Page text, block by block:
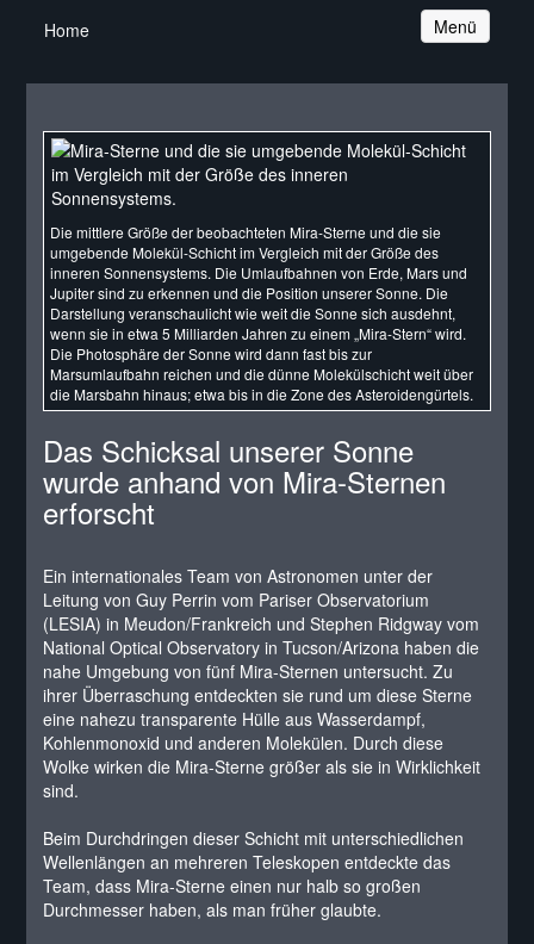
Navigation
Menü
Home
Die mittlere Größe der beobachteten Mira-Sterne und die sie
umgebende Molekül-Schicht im Vergleich mit der Größe des
inneren Sonnensystems. Die Umlaufbahnen von Erde, Mars und
Jupiter sind zu erkennen und die Position unserer Sonne. Die
Darstellung veranschaulicht wie weit die Sonne sich ausdehnt,
wenn sie in etwa 5 Milliarden Jahren zu einem „Mira-Stern“ wird.
Die Photosphäre der Sonne wird dann fast bis zur
Marsumlaufbahn reichen und die dünne Molekülschicht weit über
die Marsbahn hinaus; etwa bis in die Zone des Asteroidengürtels.
Das Schicksal unserer Sonne
wurde anhand von Mira-Sternen
erforscht
Ein internationales Team von Astronomen unter der
Leitung von Guy Perrin vom Pariser Observatorium
(LESIA) in Meudon/Frankreich und Stephen Ridgway vom
National Optical Observatory in Tucson/Arizona haben die
nahe Umgebung von fünf Mira-Sternen untersucht. Zu
ihrer Überraschung entdeckten sie rund um diese Sterne
eine nahezu transparente Hülle aus Wasserdampf,
Kohlenmonoxid und anderen Molekülen. Durch diese
Wolke wirken die Mira-Sterne größer als sie in Wirklichkeit
sind.
Beim Durchdringen dieser Schicht mit unterschiedlichen
Wellenlängen an mehreren Teleskopen entdeckte das
Team, dass Mira-Sterne einen nur halb so großen
Durchmesser haben, als man früher glaubte.